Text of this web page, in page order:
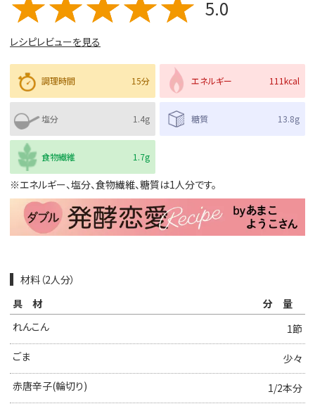
5.0
レシピレビューを見る
調理時間 15分 エネルギー 111kcal
塩分 1.4g 糖質 13.8g
食物繊維 1.7g
※エネルギー、塩分、食物繊維、糖質は1人分です。
材料（2人分）
具材
分量
れんこん
1節
ごま
少々
赤唐辛子(輪切り)
1/2本分